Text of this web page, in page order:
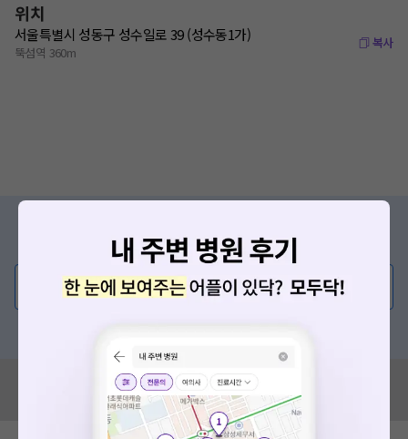
위치
서울특별시 성동구 성수일로 39 (성수동1가)
뚝섬역 360m
복사
증상/치료, 궁금한 점이 있나요?
의사가 직접 답해드려요!
💬 무엇이든 물어보세요
혹시 잘못된 병원정보가 있나요?
모두닥 팀에 알려주세요!